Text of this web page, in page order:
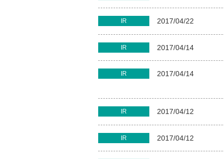
IR 2017/04/22
IR 2017/04/14
IR 2017/04/14
IR 2017/04/12
IR 2017/04/12